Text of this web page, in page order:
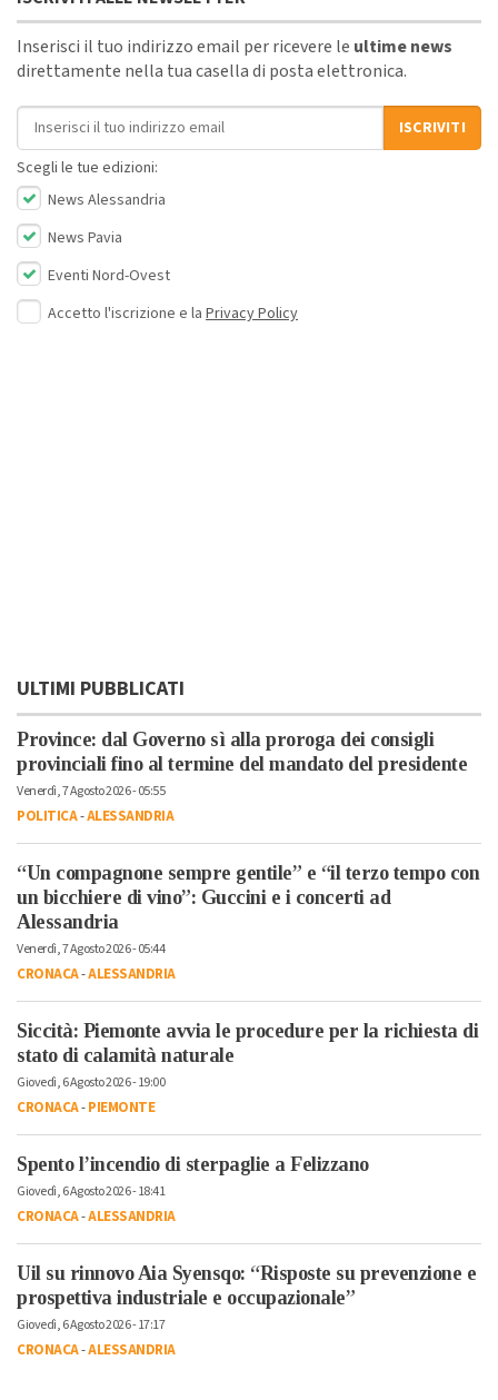
Inserisci il tuo indirizzo email per ricevere le ultime news
direttamente nella tua casella di posta elettronica.
Indirizzo email
ISCRIVITI
Scegli le tue edizioni:
News Alessandria
News Pavia
Eventi Nord-Ovest
Accetto l'iscrizione e la Privacy Policy
ULTIMI PUBBLICATI
Province: dal Governo sì alla proroga dei consigli
provinciali fino al termine del mandato del presidente
Venerdì, 7 Agosto 2026 - 05:55
POLITICA-ALESSANDRIA
“Un compagnone sempre gentile” e “il terzo tempo con
un bicchiere di vino”: Guccini e i concerti ad
Alessandria
Venerdì, 7 Agosto 2026 - 05:44
CRONACA-ALESSANDRIA
Siccità: Piemonte avvia le procedure per la richiesta di
stato di calamità naturale
Giovedì, 6 Agosto 2026 - 19:00
CRONACA-PIEMONTE
Spento l’incendio di sterpaglie a Felizzano
Giovedì, 6 Agosto 2026 - 18:41
CRONACA-ALESSANDRIA
Uil su rinnovo Aia Syensqo: “Risposte su prevenzione e
prospettiva industriale e occupazionale”
Giovedì, 6 Agosto 2026 - 17:17
CRONACA-ALESSANDRIA